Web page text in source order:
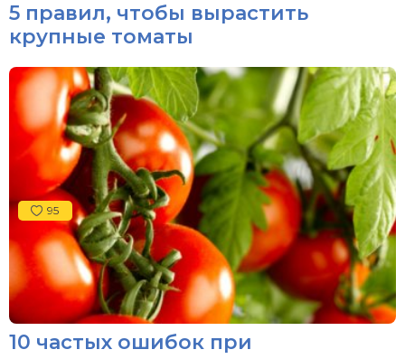
5 правил, чтобы вырастить
крупные томаты
95
10 частых ошибок при